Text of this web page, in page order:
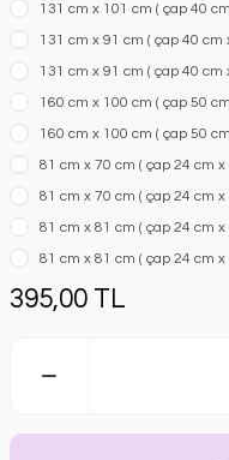
131 cm x 101 cm ( çap 40
131 cm x 91 cm ( çap 40 cm
131 cm x 91 cm ( çap 40 cm
160 cm x 100 cm ( çap 50
160 cm x 100 cm ( çap 50
81 cm x 70 cm ( çap 24 cm x
81 cm x 70 cm ( çap 24 cm x
81 cm x 81 cm ( çap 24 cm x
81 cm x 81 cm ( çap 24 cm x
395,00 TL